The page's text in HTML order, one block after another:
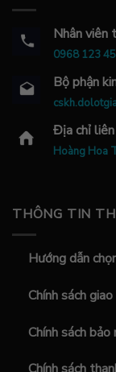
Nhân viên
0968 123
Bộ phận
Địa chỉ
Hoàng Hoa
THÔNG TIN
Hướng dẫn
Chính sách
Chính sách